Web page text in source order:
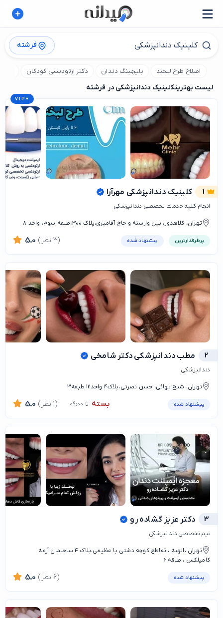
فرشته
اصلاح طرح لبخند بلیچینگ دندان دکتر ارتودنسی کودکان
لیست بهترینکلینیک دندانپزشکی در فرشته
VIP +
1 کلینیک دندانپزشکی مهرآرا
انجام کلیه خدمات تخصصی دندانپزشکی
تهران، کلاهدوز، بین وارسته و حاج آقامیری،پلاک 300،طبقه سوم، واحد 8
پرطرفدارترین پیشنهاد شده 5.0 (3 نظر)
2 مطب دندانپزشكي دكتر شامخي
دندانپزشكي
تهران، شیخ بهائی، حسن نصرتی،پلاك٤ واحد١٢ طبقه٣
پیشنهاد شده بسته تا 09:00 5.0 (1 نظر)
3 دکتر عزیز گشاده رو
تیم تخصصی دندانپزشکی
تهران ،الهیه ، تقاطع کوچه دشتی با عظیمی،پلاک 4 ساختمان آرمه
کامپلکس ، طبقه 6
پیشنهاد شده 5.0 (6 نظر)